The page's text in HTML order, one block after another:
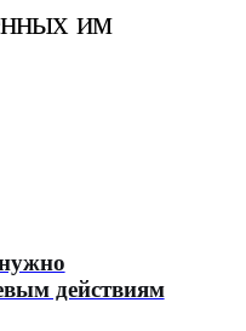
им
действиям